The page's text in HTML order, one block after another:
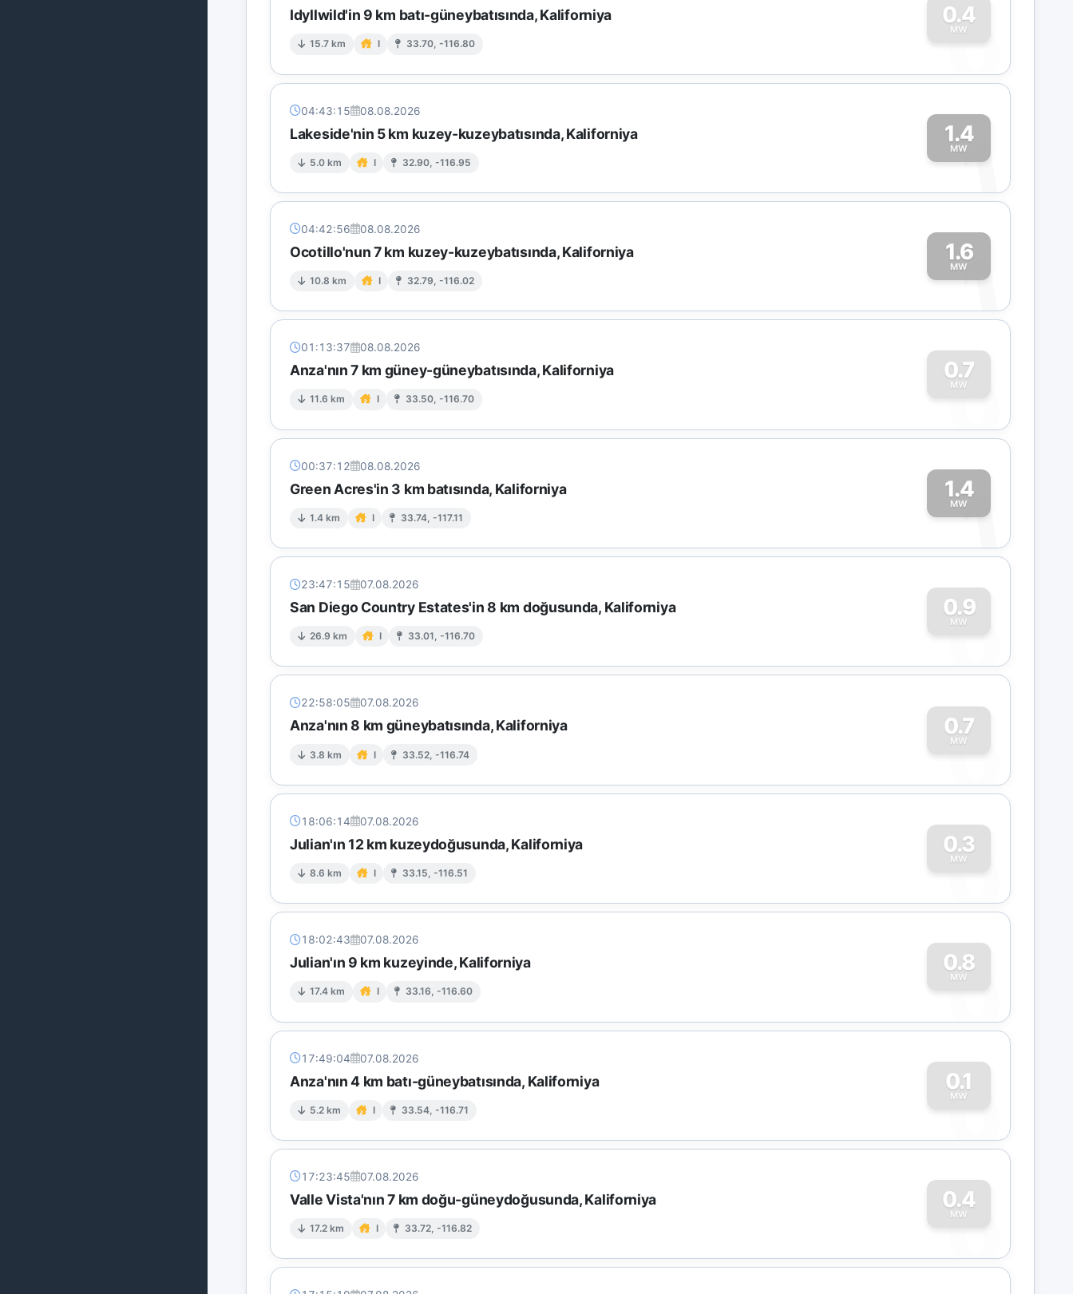
Idyllwild'in 9 km batı-güneybatısında, Kaliforniya
15.7 km I 33.70, -116.80
0.4
MW
0
04:43:15 08.08.2026
Lakeside'nin 5 km kuzey-kuzeybatısında, Kaliforniya
5.0 km I 32.90, -116.95
1.4
MW
1
04:42:56 08.08.2026
Ocotillo'nun 7 km kuzey-kuzeybatısında, Kaliforniya
10.8 km I 32.79, -116.02
1.6
MW
1
01:13:37 08.08.2026
Anza'nın 7 km güney-güneybatısında, Kaliforniya
11.6 km I 33.50, -116.70
0.7
MW
0
00:37:12 08.08.2026
Green Acres'in 3 km batısında, Kaliforniya
1.4 km I 33.74, -117.11
1.4
MW
1
23:47:15 07.08.2026
San Diego Country Estates'in 8 km doğusunda, Kaliforniya
26.9 km I 33.01, -116.70
0.9
MW
0
22:58:05 07.08.2026
Anza'nın 8 km güneybatısında, Kaliforniya
3.8 km I 33.52, -116.74
0.7
MW
0
18:06:14 07.08.2026
Julian'ın 12 km kuzeydoğusunda, Kaliforniya
8.6 km I 33.15, -116.51
0.3
MW
0
18:02:43 07.08.2026
Julian'ın 9 km kuzeyinde, Kaliforniya
17.4 km I 33.16, -116.60
0.8
MW
0
17:49:04 07.08.2026
Anza'nın 4 km batı-güneybatısında, Kaliforniya
5.2 km I 33.54, -116.71
0.1
MW
0
17:23:45 07.08.2026
Valle Vista'nın 7 km doğu-güneydoğusunda, Kaliforniya
17.2 km I 33.72, -116.82
0.4
MW
0